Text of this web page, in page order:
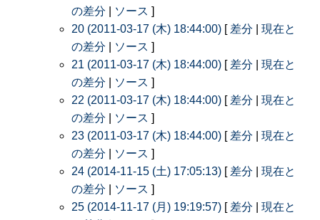
の差分
ソース ]
20 (2011-03-17 (木) 18:44:00) [ 差分
現在と
の差分
ソース ]
21 (2011-03-17 (木) 18:44:00) [ 差分
現在と
の差分
ソース ]
22 (2011-03-17 (木) 18:44:00) [ 差分
現在と
の差分
ソース ]
23 (2011-03-17 (木) 18:44:00) [ 差分
現在と
の差分
ソース ]
24 (2014-11-15 (土) 17:05:13) [ 差分
現在と
の差分
ソース ]
25 (2014-11-17 (月) 19:19:57) [ 差分
現在と